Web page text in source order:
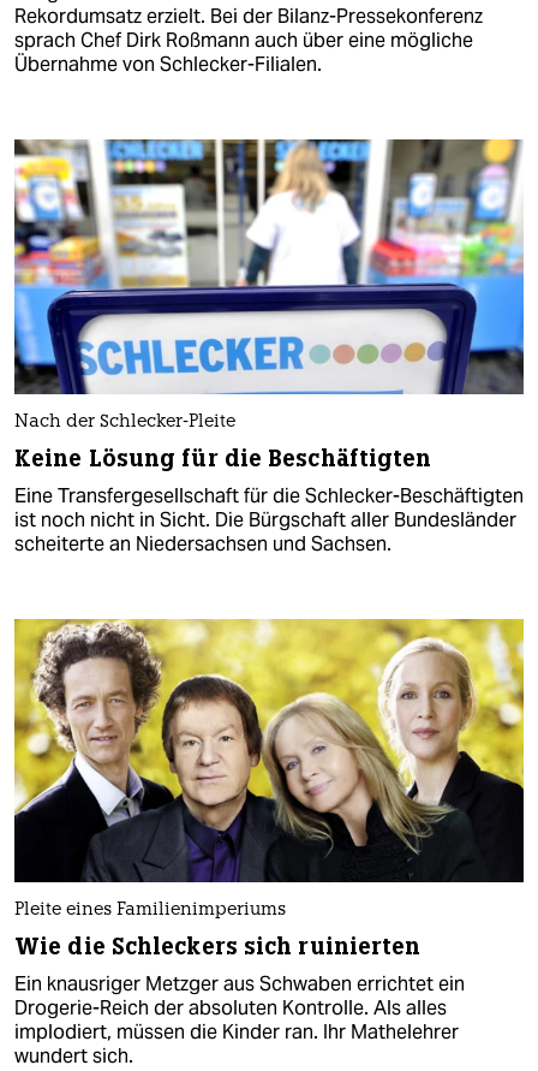
Rekordumsatz erzielt. Bei der Bilanz-Pressekonferenz
sprach Chef Dirk Roßmann auch über eine mögliche
Übernahme von Schlecker-Filialen.
Nach der Schlecker-Pleite
Keine Lösung für die Beschäftigten
Eine Transfergesellschaft für die Schlecker-Beschäftigten
ist noch nicht in Sicht. Die Bürgschaft aller Bundesländer
scheiterte an Niedersachsen und Sachsen.
Pleite eines Familienimperiums
Wie die Schleckers sich ruinierten
Ein knausriger Metzger aus Schwaben errichtet ein
Drogerie-Reich der absoluten Kontrolle. Als alles
implodiert, müssen die Kinder ran. Ihr Mathelehrer
wundert sich.